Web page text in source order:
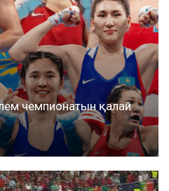
чемпионатын қалай